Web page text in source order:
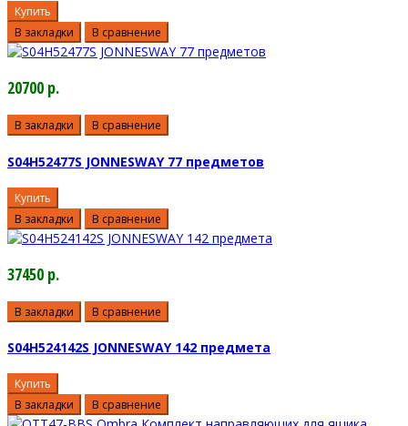
Купить
В закладки
В сравнение
20700 р.
В закладки В сравнение
S04H52477S JONNESWAY 77 предметов
Купить
В закладки
В сравнение
37450 р.
В закладки В сравнение
S04H524142S JONNESWAY 142 предмета
Купить
В закладки
В сравнение